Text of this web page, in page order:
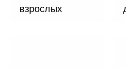
взрослых